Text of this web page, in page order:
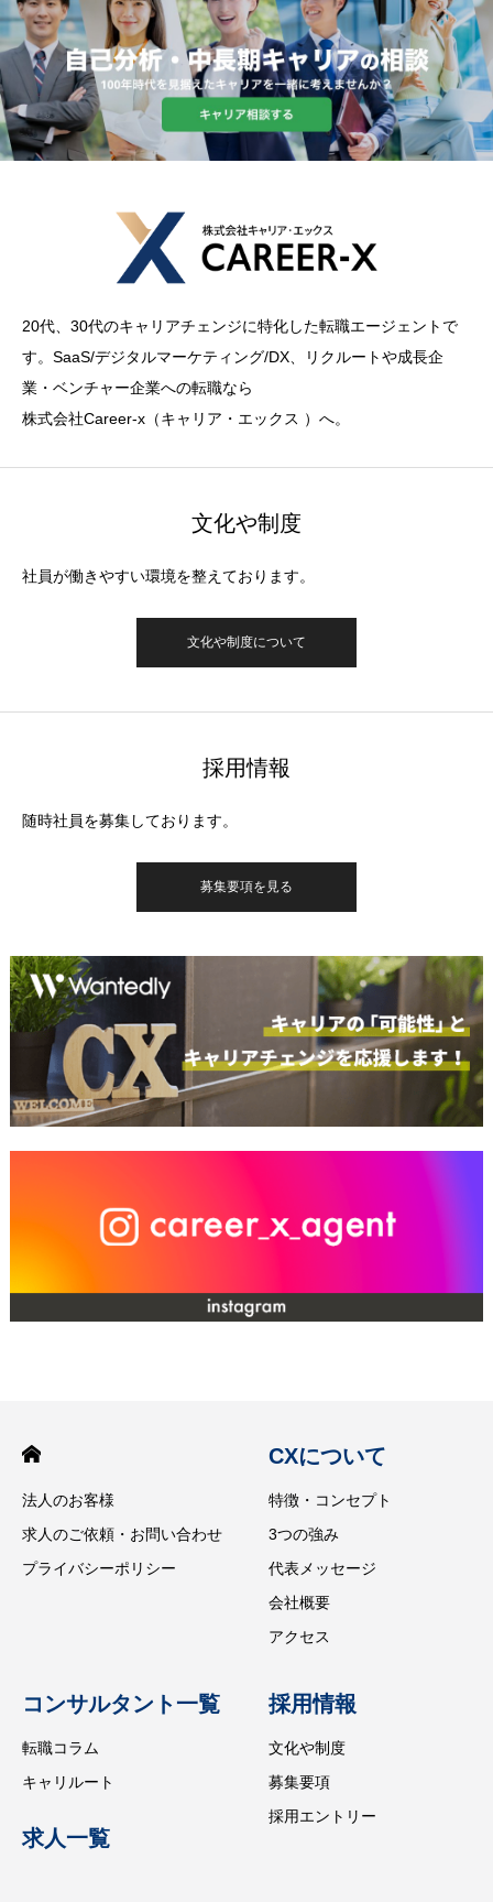
20代、30代のキャリアチェンジに特化した転職エージェントで
す。SaaS/デジタルマーケティング/DX、リクルートや成長企
業・ベンチャー企業への転職なら
株式会社Career-x（キャリア・エックス ）へ。
文化や制度
社員が働きやすい環境を整えております。
文化や制度について
採用情報
随時社員を募集しております。
募集要項を見る
法人のお客様
求人のご依頼・お問い合わせ
プライバシーポリシー
CXについて
特徴・コンセプト
3つの強み
代表メッセージ
会社概要
アクセス
コンサルタント一覧
転職コラム
キャリルート
求人一覧
採用情報
文化や制度
募集要項
採用エントリー